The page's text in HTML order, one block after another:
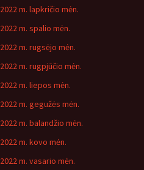
2022 m. lapkričio mėn.
2022 m. spalio mėn.
2022 m. rugsėjo mėn.
2022 m. rugpjūčio mėn.
2022 m. liepos mėn.
2022 m. gegužės mėn.
2022 m. balandžio mėn.
2022 m. kovo mėn.
2022 m. vasario mėn.